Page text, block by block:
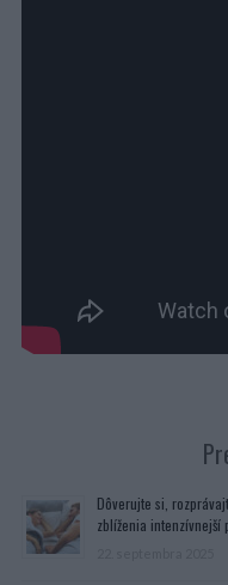
Dôverujte si,
zblíženia intenzívnejší